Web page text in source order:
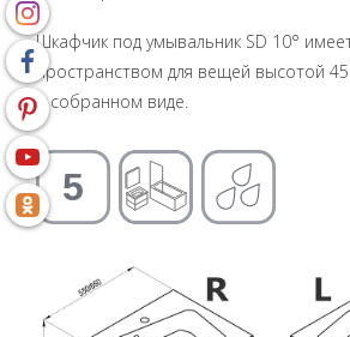
Шкафчик под умывальник SD 10°
пространством для вещей высотой
в собранном виде.